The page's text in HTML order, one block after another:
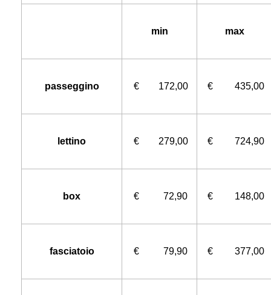
min max
passeggino € 172,00 € 435,00
lettino € 279,00 € 724,90
box € 72,90 € 148,00
fasciatoio € 79,90 € 377,00